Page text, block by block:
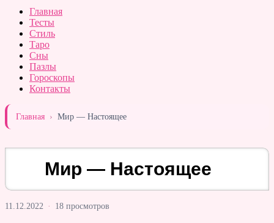
Главная
Тесты
Стиль
Таро
Сны
Пазлы
Гороскопы
Контакты
Главная › Мир — Настоящее
Мир — Настоящее
11.12.2022 · 18 просмотров